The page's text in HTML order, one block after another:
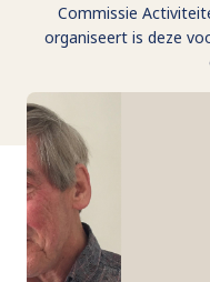
Commissie
organiseert is deze